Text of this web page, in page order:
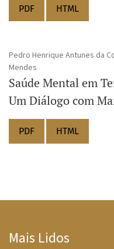
PDF HTML
Pedro Henrique Antunes da
Mendes
Saúde Mental em
Um Diálogo com
PDF HTML
Mais Lidos